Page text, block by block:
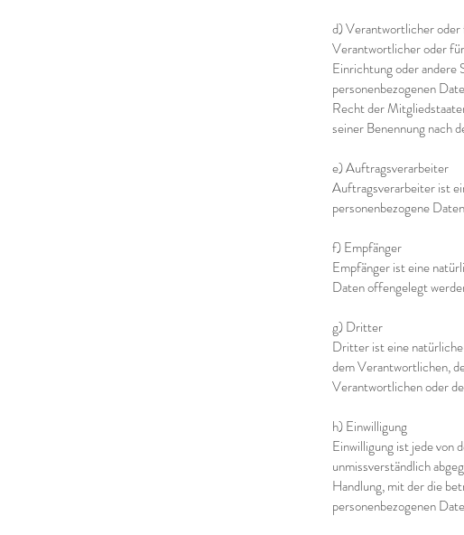
d) Verantwortlicher
Verantwortlicher oder
Einrichtung oder andere
personenbezogenen
Recht der
seiner Benennung nach
e) Auftragsverarbeiter
Auftragsverarbeiter ist
personenbezogene
f) Empfänger
Empfänger ist eine
Daten offengelegt
g) Dritter
Dritter ist eine
dem Verantwortlichen,
Verantwortlichen oder
h) Einwilligung
Einwilligung ist jede von
unmissverständlich
Handlung, mit der die
personenbezogenen